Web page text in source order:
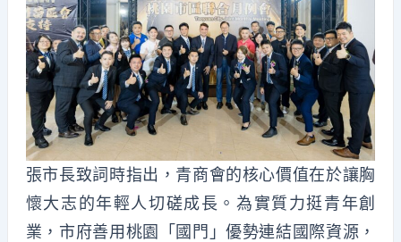
張市長致詞時指出，青商會的核心價值在於讓胸
懷大志的年輕人切磋成長。為實質力挺青年創
業，市府善用桃園「國門」優勢連結國際資源，